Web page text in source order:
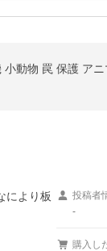
動物 罠 保護 ア
により板
投稿者
-
購入し